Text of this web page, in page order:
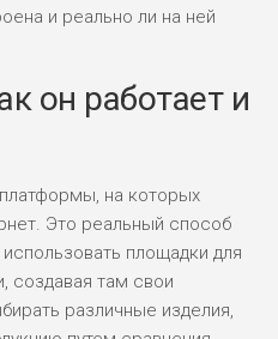
и реально ли на ней
он работает и
на которых
Это реальный способ
площадки для
создавая там свои
различные изделия,